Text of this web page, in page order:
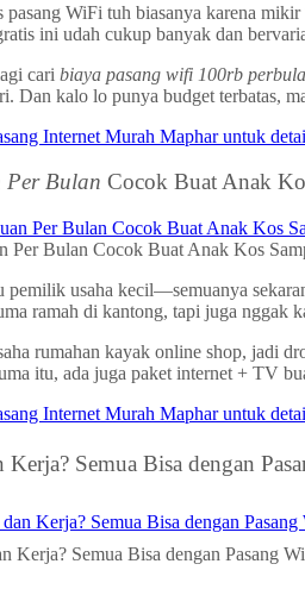
pasang WiFi tuh biasanya karena
ini udah cukup banyak dan
cari biaya pasang wifi 100rb
Dan kalo lo punya budget terbatas,
Bulan Cocok Buat Anak
Per Bulan Cocok Buat Anak Kos
pemilik usaha kecil—semuanya
ramah di kantong, tapi juga nggak
rumahan kayak online shop, jadi
itu, ada juga paket internet + TV
Kerja? Semua Bisa dengan
Kerja? Semua Bisa dengan Pasang